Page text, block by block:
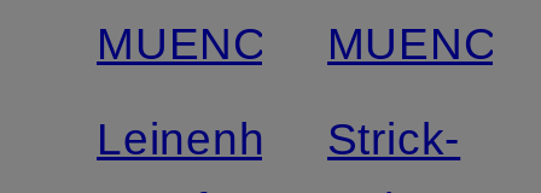
MUENCHEN
LeinenhemdStrick-